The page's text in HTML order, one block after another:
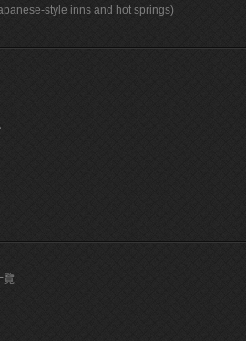
style inns and hot springs)
覽